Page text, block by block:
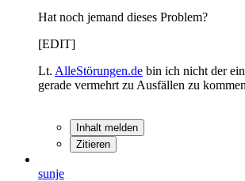
Hat noch jemand dieses Problem?
[EDIT]
Lt. AlleStörungen.de bin ich nicht der
gerade vermehrt zu Ausfällen zu
Inhalt melden
Zitieren
sunje